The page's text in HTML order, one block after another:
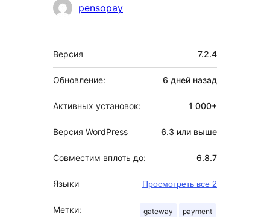
Участники
pensopay
Мета
Версия 7.2.4
Обновление: 6 дней назад
Активных установок: 1 000+
Версия WordPress 6.3 или выше
Совместим вплоть до: 6.8.7
Языки Просмотреть все 2
Метки: gateway payment